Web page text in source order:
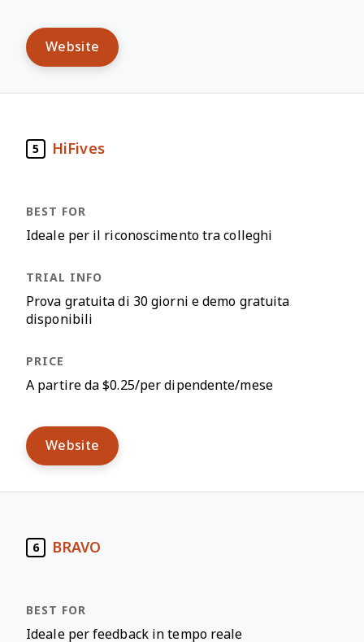
Website
5 HiFives
Ideale per il riconoscimento tra colleghi
Prova gratuita di 30 giorni e demo gratuita
disponibili
A partire da $0.25/per dipendente/mese
Website
6 BRAVO
Ideale per feedback in tempo reale